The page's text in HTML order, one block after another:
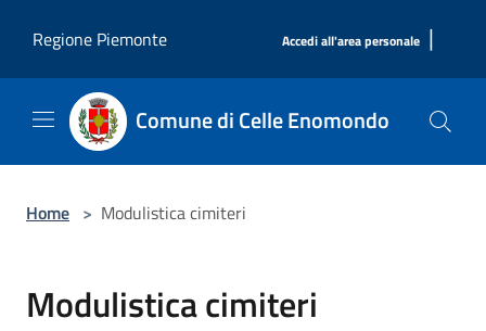
Regione Piemonte
Accedi all'area personale |
Comune di Celle Enomondo
Home > Modulistica cimiteri
Modulistica cimiteri